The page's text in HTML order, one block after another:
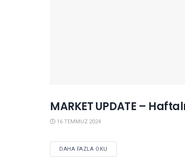
BILANÇO AÇIKLAMALARI
MARKET UPDATE –
16 TEMMUZ 2024
DAHA FAZLA OKU